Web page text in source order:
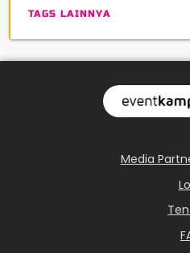
TAGS LAINNYA
Media